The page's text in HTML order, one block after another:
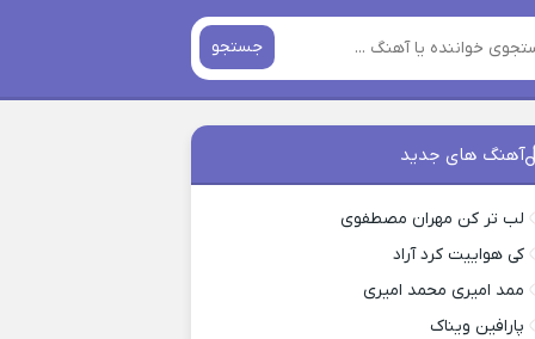
جستجو
آهنگ های جدید
لب تر کن مهران مصطفوی
کی هواییت کرد آراد
ممد امیری محمد امیری
پارافین ویناک